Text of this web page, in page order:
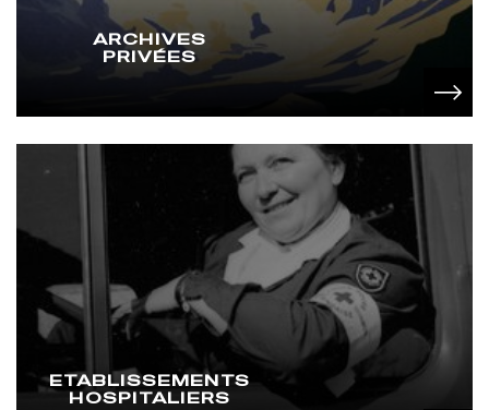
ARCHIVES
PRIVÉES
ETABLISSEMENTS
HOSPITALIERS